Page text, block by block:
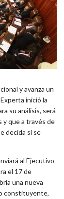
y avanza un
inició la
su análisis, será
y que a través de
decida si se
al Ejecutivo
el 17 de
una nueva
constituyente,